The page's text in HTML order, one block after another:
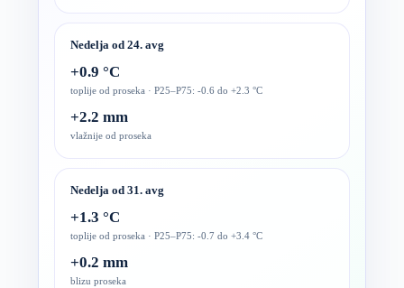
Nedelja od 24. avg
+0.9 °C
toplije od proseka · P25–P75: -0.6 do +2.3 °C
+2.2 mm
vlažnije od proseka
Nedelja od 31. avg
+1.3 °C
toplije od proseka · P25–P75: -0.7 do +3.4 °C
+0.2 mm
blizu proseka